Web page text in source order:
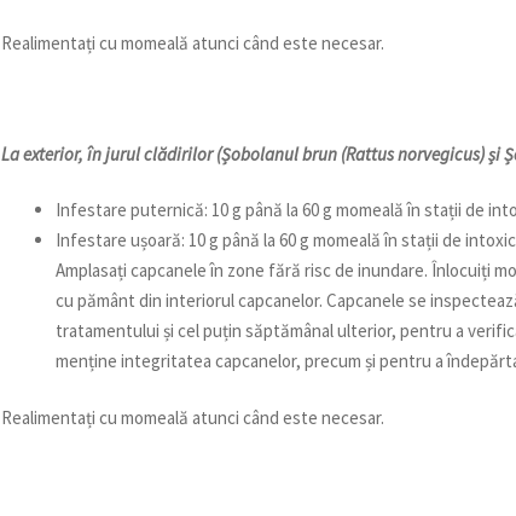
Realimentați cu momeală atunci când este necesar.
La exterior, în jurul clădirilor (Șobolanul brun (Rattus norvegicus) și
Infestare puternică: 10 g până la 60 g momeală în stații de
Infestare ușoară: 10 g până la 60 g momeală în stații de
Amplasați capcanele în zone fără risc de inundare. Înlocuiți
cu pământ din interiorul capcanelor. Capcanele se
tratamentului și cel puțin săptămânal ulterior, pentru a
menține integritatea capcanelor, precum și pentru a
Realimentați cu momeală atunci când este necesar.